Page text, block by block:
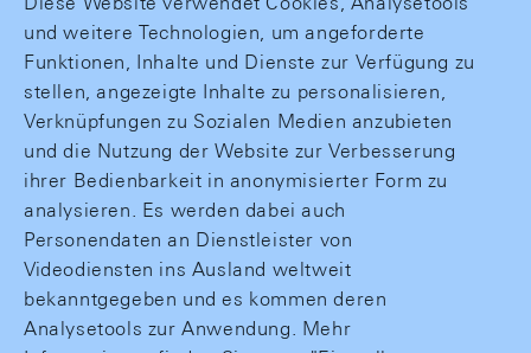
und weitere Technologien, um angeforderte
Funktionen, Inhalte und Dienste zur Verfügung zu
stellen, angezeigte Inhalte zu personalisieren,
Verknüpfungen zu Sozialen Medien anzubieten
und die Nutzung der Website zur Verbesserung
ihrer Bedienbarkeit in anonymisierter Form zu
analysieren. Es werden dabei auch
Personendaten an Dienstleister von
Videodiensten ins Ausland weltweit
bekanntgegeben und es kommen deren
Analysetools zur Anwendung. Mehr